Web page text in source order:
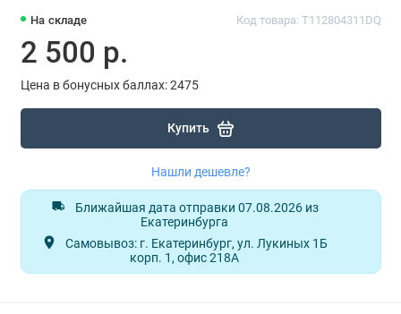
На складе Код товара: T112804311DQ
2 500 р.
Цена в бонусных баллах: 2475
Купить
Нашли дешевле?
Ближайшая дата отправки 07.08.2026 из
Екатеринбурга
Самовывоз: г. Екатеринбург, ул. Лукиных 1Б
корп. 1, офис 218А